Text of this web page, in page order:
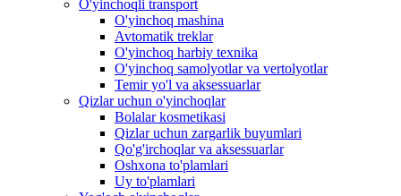
O'yinchoqli transport
O'yinchoq mashina
Avtomatik treklar
O'yinchoq harbiy texnika
O'yinchoq samolyotlar va vertolyotlar
Temir yo'l va aksessuarlar
Qizlar uchun o'yinchoqlar
Bolalar kosmetikasi
Qizlar uchun zargarlik buyumlari
Qo'g'irchoqlar va aksessuarlar
Oshxona to'plamlari
Uy to'plamlari